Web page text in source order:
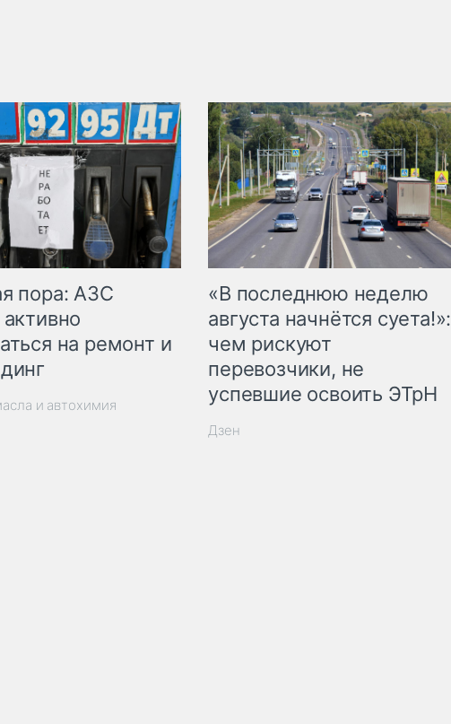
пора: АЗС
на ремонт и
и автохимия
«В последнюю неделю
августа начнётся суета!»:
чем рискуют
перевозчики, не
успевшие освоить ЭТрН
Дзен